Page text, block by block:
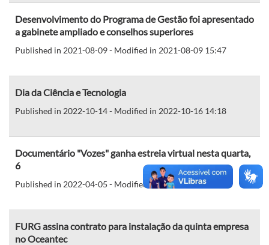
Desenvolvimento do Programa de Gestão foi apresentado
a gabinete ampliado e conselhos superiores
Published in 2021-08-09 - Modified in 2021-08-09 15:47
Dia da Ciência e Tecnologia
Published in 2022-10-14 - Modified in 2022-10-16 14:18
Documentário "Vozes" ganha estreia virtual nesta quarta,
6
Published in 2022-04-05 - Modified in 2022-04-05 17:22
FURG assina contrato para instalação da quinta empresa
no Oceantec